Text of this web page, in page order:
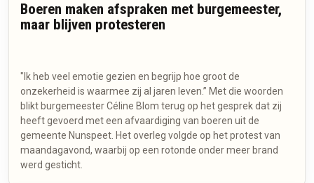
Boeren maken afspraken met burgemeester,
maar blijven protesteren
"Ik heb veel emotie gezien en begrijp hoe groot de
onzekerheid is waarmee zij al jaren leven.” Met die woorden
blikt burgemeester Céline Blom terug op het gesprek dat zij
heeft gevoerd met een afvaardiging van boeren uit de
gemeente Nunspeet. Het overleg volgde op het protest van
maandagavond, waarbij op een rotonde onder meer brand
werd gesticht.